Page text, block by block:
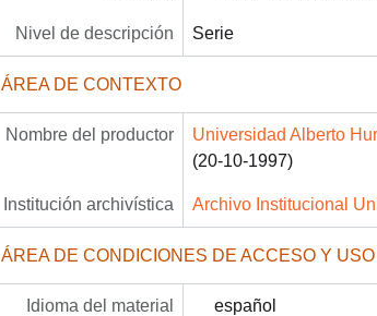
Nivel de descripción Serie
ÁREA DE CONTEXTO
Nombre del productor
Universidad Alberto
(20-10-1997)
Institución archivística Archivo Institucional
ÁREA DE CONDICIONES DE ACCESO Y USO
Idioma del material español